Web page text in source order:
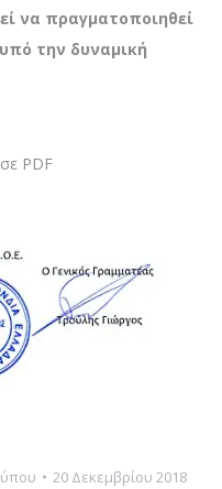
να πραγματοποιηθεί
την δυναμική
PDF
20 Δεκεμβρίου 2018